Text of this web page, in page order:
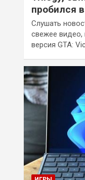
пробился
Слушать
свежее видео,
версия GTA: